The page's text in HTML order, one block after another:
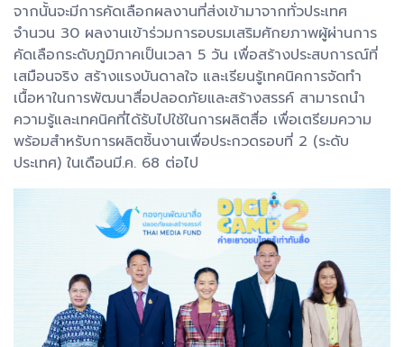
จากนั้นจะมีการคัดเลือกผลงานที่ส่งเข้ามาจากทั่วประเทศ
จำนวน 30 ผลงานเข้าร่วมการอบรมเสริมศักยภาพผู้ผ่านการ
คัดเลือกระดับภูมิภาคเป็นเวลา 5 วัน เพื่อสร้างประสบการณ์ที่
เสมือนจริง สร้างแรงบันดาลใจ และเรียนรู้เทคนิคการจัดทำ
เนื้อหาในการพัฒนาสื่อปลอดภัยและสร้างสรรค์ สามารถนำ
ความรู้และเทคนิคที่ได้รับไปใช้ในการผลิตสื่อ เพื่อเตรียมความ
พร้อมสำหรับการผลิตชิ้นงานเพื่อประกวดรอบที่ 2 (ระดับ
ประเทศ) ในเดือนมี.ค. 68 ต่อไป